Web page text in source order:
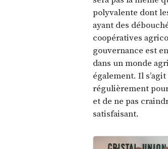
polyvalente dont
ayant des
coopératives
gouvernance est
dans un monde
également. Il
régulièrement
et de ne pas
satisfaisant.